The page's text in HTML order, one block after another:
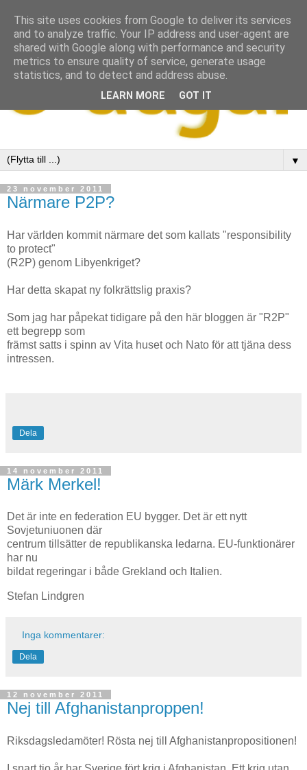
▼
23 november 2011
Närmare P2P?
Har världen kommit närmare det som kallats "responsibility
to protect"
(R2P) genom Libyenkriget?
Har detta skapat ny folkrättslig praxis?
Som jag har påpekat tidigare på den här bloggen är "R2P"
ett begrepp som
främst satts i spinn av Vita huset och Nato för att tjäna dess
intressen.
Dela
14 november 2011
Märk Merkel!
Det är inte en federation EU bygger. Det är ett nytt
Sovjetuniuonen där
centrum tillsätter de republikanska ledarna. EU-funktionärer
har nu
bildat regeringar i både Grekland och Italien.
Stefan Lindgren
Inga kommentarer:
Dela
12 november 2011
Nej till Afghanistanproppen!
Riksdagsledamöter! Rösta nej till Afghanistanpropositionen!
This site uses cookies from Google to deliver its services
and to analyze traffic. Your IP address and user-agent are
shared with Google along with performance and security
metrics to ensure quality of service, generate usage
statistics, and to detect and address abuse.
LEARN MORE GOT IT